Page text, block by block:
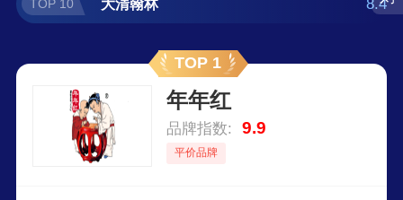
TOP 10 大清翰林 8.4
TOP 1
年年红
品牌指数: 9.9
平价品牌